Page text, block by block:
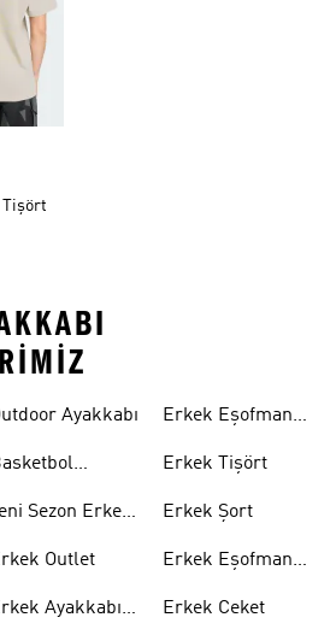
Tişört
Ayakkabı
Sezon Erkek
Outlet
Ayakkabı
Erkek Eşofman
Erkek Tişört
Erkek Şort
Erkek Eşofman
Erkek Ceket